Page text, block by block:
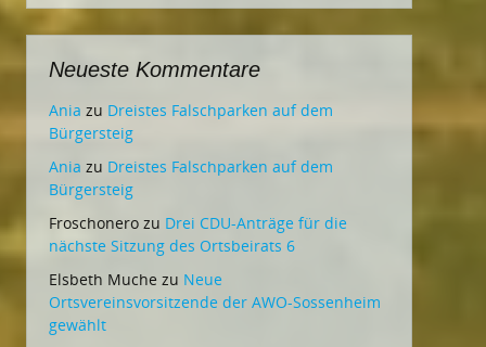
Neueste Kommentare
Ania zu Dreistes Falschparken auf dem
Bürgersteig
Ania zu Dreistes Falschparken auf dem
Bürgersteig
Froschonero zu Drei CDU-Anträge für die
nächste Sitzung des Ortsbeirats 6
Elsbeth Muche zu Neue
Ortsvereinsvorsitzende der AWO-Sossenheim
gewählt